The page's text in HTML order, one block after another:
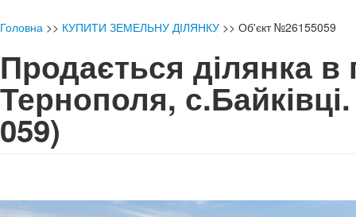
Головна >> КУПИТИ ЗЕМЕЛЬНУ ДІЛЯНКУ >> Об'єкт №26155059
Продається ділянка в
Тернополя,
059)